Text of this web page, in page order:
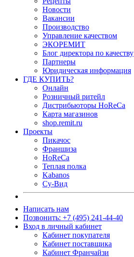
Новости
Вакансии
Производство
Управление качеством
ЭКОРЕМИТ
Блог директора по качеству
Партнеры
Юридическая информация
ГДЕ КУПИТЬ?
Онлайн
Розничный ритейл
Дистрибьюторы HoReCa
Карта магазинов
shop.remit.ru
Проекты
Пикачос
Франшиза
HoReCa
Теплая полка
Kabanos
Су-Вид
Написать нам
Позвонить: +7 (495) 241-44-40
Вход в личный кабинет
Кабинет покупателя
Кабинет поставщика
Кабинет Франчайзи